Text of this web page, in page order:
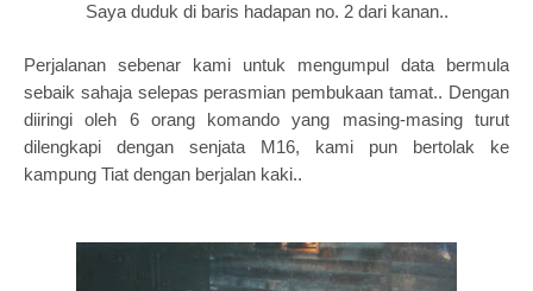
Saya duduk di baris hadapan no. 2 dari kanan..
Perjalanan sebenar kami untuk mengumpul data bermula
sebaik sahaja selepas perasmian pembukaan tamat.. Dengan
diiringi oleh 6 orang komando yang masing-masing turut
dilengkapi dengan senjata M16, kami pun bertolak ke
kampung Tiat dengan berjalan kaki..